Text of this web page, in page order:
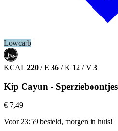
Lowcarb
حلال
HALAL
KCAL 220 / E 36 / K 12 / V 3
Kip Cayun - Sperzieboontjes
€ 7,49
Voor 23:59 besteld, morgen in huis!